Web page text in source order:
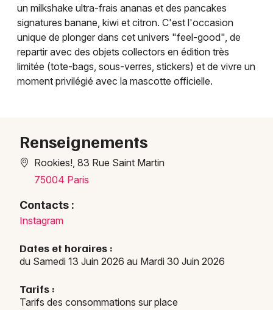
Actus à Paris
Magazine à Paris
75 - Paris
Choisir mes départements
Mon email
Je m'abonne
un milkshake ultra-frais ananas et des pancakes
signatures banane, kiwi et citron. C'est l'occasion
unique de plonger dans cet univers "feel-good", de
repartir avec des objets collectors en édition très
limitée (tote-bags, sous-verres, stickers) et de vivre un
moment privilégié avec la mascotte officielle.
Renseignements
Rookies!, 83 Rue Saint Martin
75004 Paris
Contacts :
Instagram
Dates et horaires :
du Samedi 13 Juin 2026 au Mardi 30 Juin 2026
Tarifs :
Tarifs des consommations sur place